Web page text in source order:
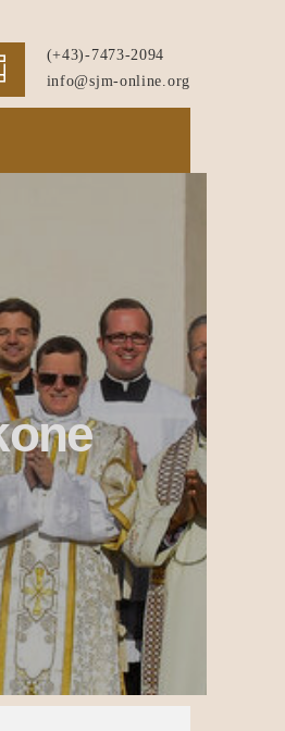
(+43)-7473-2094
info@sjm-online.org